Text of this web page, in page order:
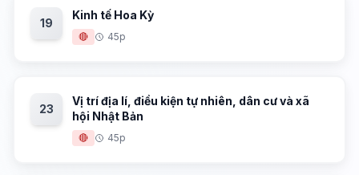
19
Kinh tế Hoa Kỳ
🔴 45p
23
Vị trí địa lí, điều kiện tự nhiên, dân cư và xã
hội Nhật Bản
🔴 45p